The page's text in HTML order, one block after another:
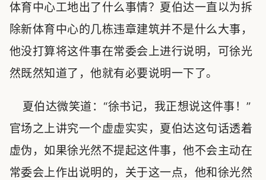
体育中心工地出了什么事情？夏伯达一直以为拆
除新体育中心的几栋违章建筑并不是什么大事，
他没打算将这件事在常委会上进行说明，可徐光
然既然知道了，他就有必要说明一下了。
夏伯达微笑道：“徐书记，我正想说这件事！”
官场之上讲究一个虚虚实实，夏伯达这句话透着
虚伪，如果徐光然不提起这件事，他不会主动在
常委会上作出说明的，关于这一点，他和徐光然